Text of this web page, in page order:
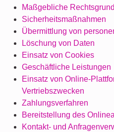
Maßgebliche
Sicherheitsmaßnahmen
Übermittlung von
Löschung von Daten
Einsatz von Cookies
Geschäftliche Leistungen
Einsatz von Online-
Vertriebszwecken
Zahlungsverfahren
Bereitstellung des
Kontakt- und